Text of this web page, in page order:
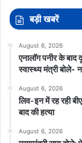
बड़ी खबरें
August 6, 2026
एनालॉग पनीर के
स्वास्थ्य मंत्री बोले-
August 6, 2026
लिव-इन में रह रही
बाद की हत्या
August 6, 2026